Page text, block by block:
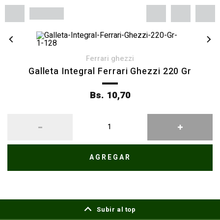
ferrari ghezzi
Galleta Integral Ferrari Ghezzi 220 Gr
Bs. 10,70
AGREGAR
Subir al top